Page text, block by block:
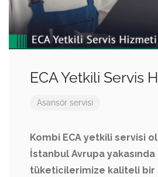
ECA Yetkili Servis
Asansör servisi
Kombi ECA yetkili servisi
İstanbul Avrupa
tüketicilerimize kaliteli bir